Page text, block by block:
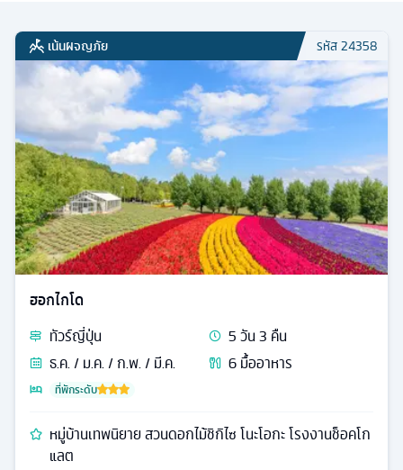
เน้นผจญภัย รหัส24358
ฮอกไกโด
ทัวร์ญี่ปุ่น 5วัน3 คืน
ธ.ค. / ม.ค. / ก.พ. / มี.ค.
6มื้ออาหาร
ที่พักระดับ
หมู่บ้านเทพนิยาย สวนดอกไม้ชิกิไซ โนะโอกะ โรงงานช็อคโก
แลต